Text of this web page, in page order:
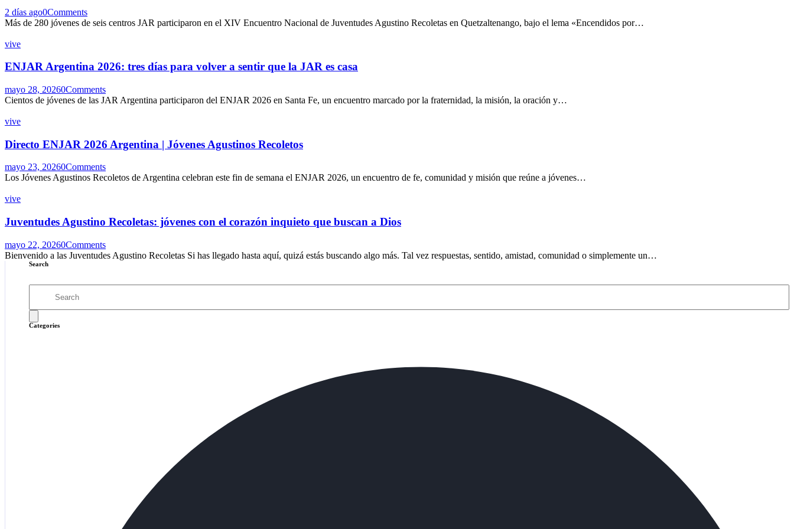
2 días ago0Comments
Más de 280 jóvenes de seis centros JAR participaron en el XIV Encuentro Nacional de Juventudes Agustino Recoletas en Quetzaltenango, bajo el lema «Encendidos por…
vive
ENJAR Argentina 2026: tres días para volver a sentir que la JAR es casa
mayo 28, 20260Comments
Cientos de jóvenes de las JAR Argentina participaron del ENJAR 2026 en Santa Fe, un encuentro marcado por la fraternidad, la misión, la oración y…
vive
Directo ENJAR 2026 Argentina | Jóvenes Agustinos Recoletos
mayo 23, 20260Comments
Los Jóvenes Agustinos Recoletos de Argentina celebran este fin de semana el ENJAR 2026, un encuentro de fe, comunidad y misión que reúne a jóvenes…
vive
Juventudes Agustino Recoletas: jóvenes con el corazón inquieto que buscan a Dios
mayo 22, 20260Comments
Bienvenido a las Juventudes Agustino Recoletas Si has llegado hasta aquí, quizá estás buscando algo más. Tal vez respuestas, sentido, amistad, comunidad o simplemente un…
Search
Categories